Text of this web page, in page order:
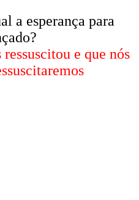
a esperança para
e que nós